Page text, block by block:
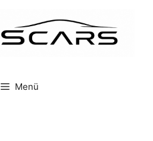
Menü